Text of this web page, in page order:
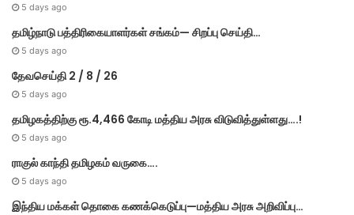
5 days ago
தமிழ்நாடு பத்திரிகையாளர்கள் சங்கம்— சிறப்பு செய்தி…
5 days ago
தேவசெய்தி 2 / 8 / 26
5 days ago
தமிழகத்திற்கு ரூ.4,466 கோடி மத்திய அரசு விடுவித்துள்ளது….!
5 days ago
ராகுல் காந்தி தமிழகம் வருகை….
5 days ago
இந்திய மக்கள் தொகை கணக்கெடுப்பு—மத்திய அரசு அறிவிப்பு…